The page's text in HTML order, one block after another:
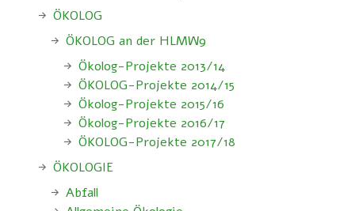
ÖKOLOG
ÖKOLOG an der HLMW9
Ökolog-Projekte 2013/14
ÖKOLOG-Projekte 2014/15
Ökolog-Projekte 2015/16
Ökolog-Projekte 2016/17
ÖKOLOG-Projekte 2017/18
ÖKOLOGIE
Abfall